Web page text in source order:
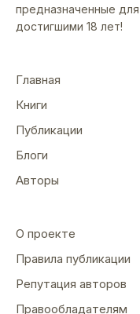
предназначенные
достигшими 18 лет!
Главная
Книги
Публикации
Блоги
Авторы
О проекте
Правила публикации
Репутация авторов
Правообладателям